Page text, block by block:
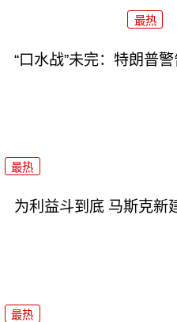
最热
“口水战”未完：特朗普
最热
为利益斗到底 马斯克新
最热